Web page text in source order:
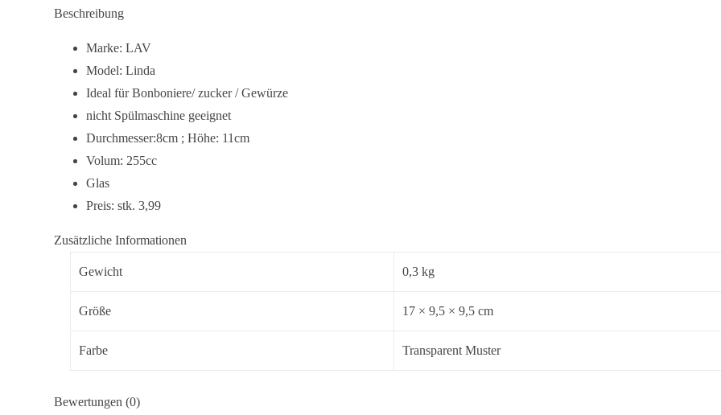
Beschreibung
Marke: LAV
Model: Linda
Ideal für Bonboniere/ zucker / Gewürze
nicht Spülmaschine geeignet
Durchmesser:8cm ; Höhe: 11cm
Volum: 255cc
Glas
Preis: stk. 3,99
Zusätzliche Informationen
Gewicht 0,3 kg
Größe 17 × 9,5 × 9,5 cm
Farbe Transparent Muster
Bewertungen (0)